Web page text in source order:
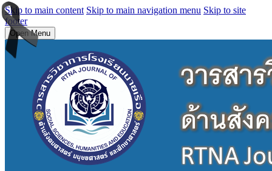
Skip to main content Skip to main navigation menu Skip to site
footer
Open Menu